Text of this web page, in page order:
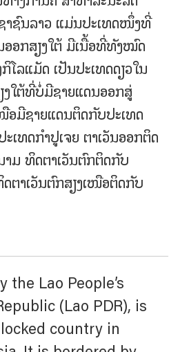
າຊົນລາວ ແມ່ນປະເທດໜຶ່ງທີ່
ອອກສຽງໃຕ້ ມີເນື້ອທີ່ທັງໝົດ
ໂລແມັດ ເປັນປະເທດດຽວໃນ
ງໃຕ້ທີ່ບໍ່ມີຊາຍແດນອອກສູ່
ອມີຊາຍແດນຕິດກັບປະເທດ
ເທດກຳປູເຈຍ ຕາເວັນອອກຕິດ
ມ ທິດຕາເວັນຕົກຕິດກັບ
ຕາເວັນຕົກສຽງເໜືອຕິດກັບ
the Lao People’s
(Lao PDR), is
country in